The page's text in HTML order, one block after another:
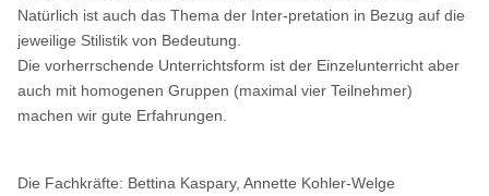
Natürlich ist auch das Thema der Inter-pretation in Bezug auf die
jeweilige Stilistik von Bedeutung.
Die vorherrschende Unterrichtsform ist der Einzelunterricht aber
auch mit homogenen Gruppen (maximal vier Teilnehmer)
machen wir gute Erfahrungen.
Die Fachkräfte: Bettina Kaspary, Annette Kohler-Welge